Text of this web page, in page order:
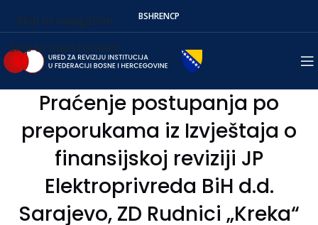
Skip to navigation
Skip to main content
BSHRENСР
Praćenje postupanja po
preporukama iz Izvještaja o
finansijskoj reviziji JP
Elektroprivreda BiH d.d.
Sarajevo, ZD Rudnici „Kreka“